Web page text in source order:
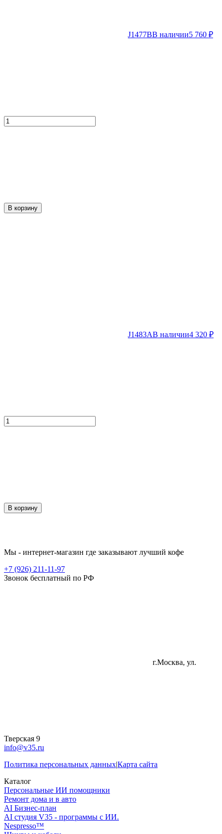
J1477BВ наличии5 760 ₽
В корзину
J1483AВ наличии4 320 ₽
В корзину
Мы - интернет-магазин где заказывают лучший кофе
+7 (926) 211-11-97
Звонок бесплатный по РФ
г.Москва, ул.
Тверская 9
info@v35.ru
Политика персональных данных|Карта сайта
Каталог
Персональные ИИ помощники
Ремонт дома и в авто
AI Бизнес-план
AI студия V35 - программы с ИИ.
Nespresso™